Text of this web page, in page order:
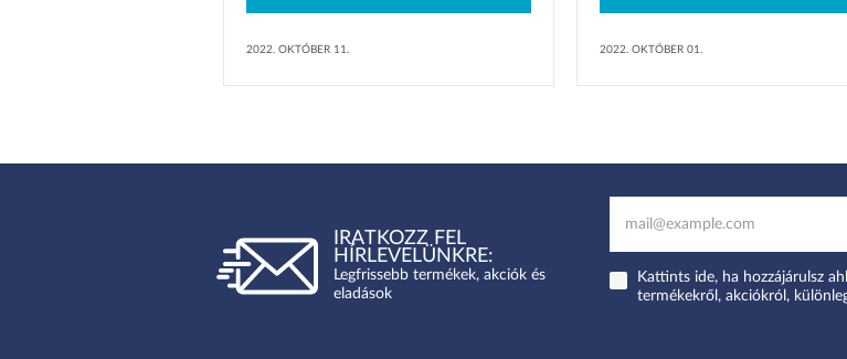
2022. OKTÓBER 11. 2022. OKTÓBER 01.
IRATKOZZ FEL
HÍRLEVELÜNKRE:
Legfrissebb termékek, akciók és
eladások
Kattints ide, ha hozzájárulsz
termékekről, akciókról,